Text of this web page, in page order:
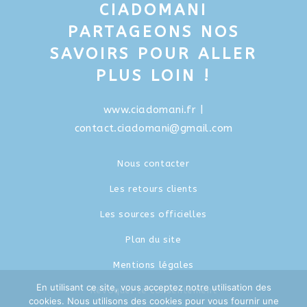
CIADOMANI
PARTAGEONS NOS
SAVOIRS POUR ALLER
PLUS LOIN !
www.ciadomani.fr
contact.ciadomani@gmail.com
Nous contacter
Les retours clients
Les sources officielles
Plan du site
Mentions légales
Révoquer le consentement
En utilisant ce site, vous acceptez notre utilisation des
cookies. Nous utilisons des cookies pour vous fournir une